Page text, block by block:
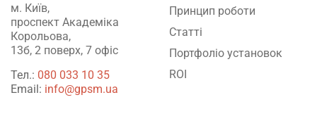
м. Київ,
проспект Академіка
Корольова,
13б, 2 поверх, 7 офіс
Тел.: ‎080 033 10 35
Email: info@gpsm.ua
Принцип роботи
Статті
Портфоліо установок
ROI